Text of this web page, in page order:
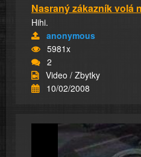
Nasraný zákazník volá
Hihi.
anonymous
5981x
2
Video / Zbytky
10/02/2008